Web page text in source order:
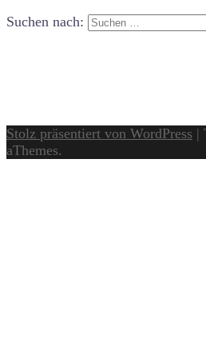
Suchen nach:
Stolz präsentiert von WordPress |
aThemes.